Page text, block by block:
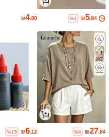
₪5.84
%1
₪4.80
₪27.84
%4
₪6.12
%15